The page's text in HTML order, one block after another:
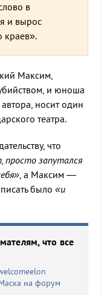
в
и вырос
краев».
Максим,
и юноша
носит один
театра.
что
просто запутался
, а Максим —
было «и
что все
на форум